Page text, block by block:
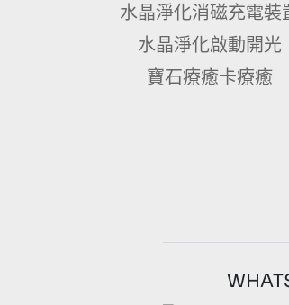
水晶淨化消磁充電裝
水晶淨化啟動開光
寶石療癒卡療癒